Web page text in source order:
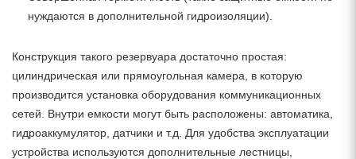
нуждаются в дополнительной гидроизоляции).
Конструкция такого резервуара достаточно простая:
цилиндрическая или прямоугольная камера, в которую
производится установка оборудования коммуникационных
сетей. Внутри емкости могут быть расположены: автоматика,
гидроаккумулятор, датчики и т.д. Для удобства эксплуатации
устройства используются дополнительные лестницы,